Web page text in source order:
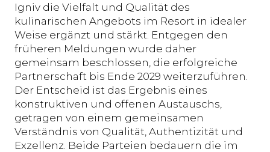
Igniv die Vielfalt und Qualität des
kulinarischen Angebots im Resort in idealer
Weise ergänzt und stärkt. Entgegen den
früheren Meldungen wurde daher
gemeinsam beschlossen, die erfolgreiche
Partnerschaft bis Ende 2029 weiterzuführen.
Der Entscheid ist das Ergebnis eines
konstruktiven und offenen Austauschs,
getragen von einem gemeinsamen
Verständnis von Qualität, Authentizität und
Exzellenz. Beide Parteien bedauern die im